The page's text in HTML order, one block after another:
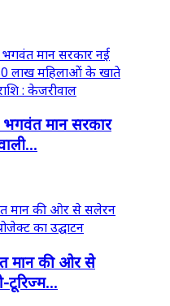
मान सरकार
मान की ओर से